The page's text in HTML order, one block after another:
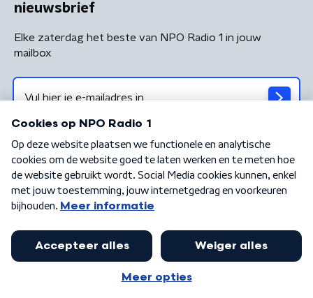
nieuwsbrief
Elke zaterdag het beste van NPO Radio 1 in jouw
mailbox
Algemene voorwaarden